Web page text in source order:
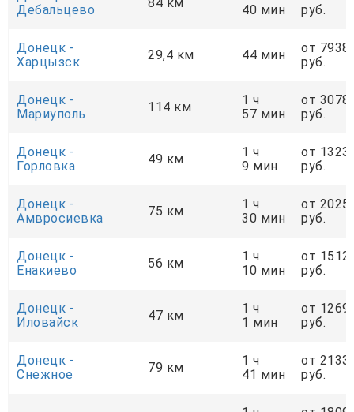
Дебальцево
40 мин
руб.
Донецк -
Харцызск
29,4 км 44 мин
от 7938
руб.
Донецк -
Мариуполь
114 км
1 ч
57 мин
от 3078
руб.
Донецк -
Горловка
49 км
1 ч
9 мин
от 1323
руб.
Донецк -
Амвросиевка
75 км
1 ч
30 мин
от 2025
руб.
Донецк -
Енакиево
56 км
1 ч
10 мин
от 1512
руб.
Донецк -
Иловайск
47 км
1 ч
1 мин
от 1269
руб.
Донецк -
Снежное
79 км
1 ч
41 мин
от 2133
руб.